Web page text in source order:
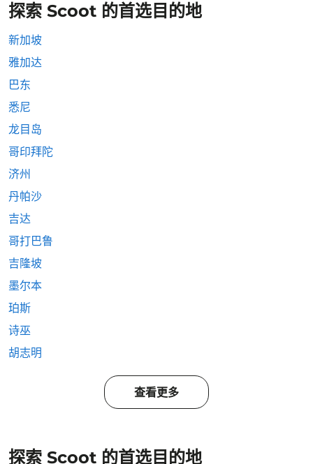
探索 Scoot 的首选目的地
新加坡
雅加达
巴东
悉尼
龙目岛
哥印拜陀
济州
丹帕沙
吉达
哥打巴鲁
吉隆坡
墨尔本
珀斯
诗巫
胡志明
查看更多
探索 Scoot 的首选目的地